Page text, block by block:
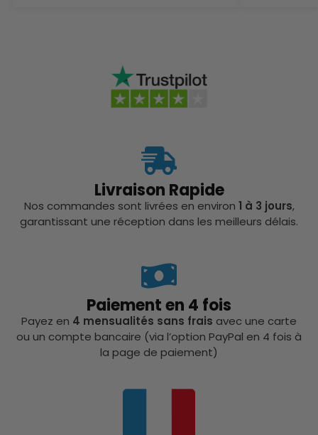
Livraison Rapide
Nos commandes sont livrées en environ 1 à 3 jours,
garantissant une réception dans les meilleurs délais.
Paiement en 4 fois
Payez en 4 mensualités sans frais avec une carte
ou un compte bancaire (via l’option PayPal en 4 fois à
la page de paiement)